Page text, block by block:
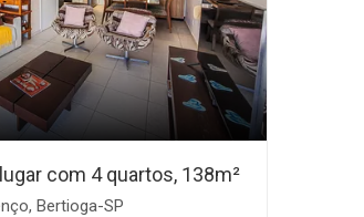
com 4 quartos, 138m²
Bertioga-SP